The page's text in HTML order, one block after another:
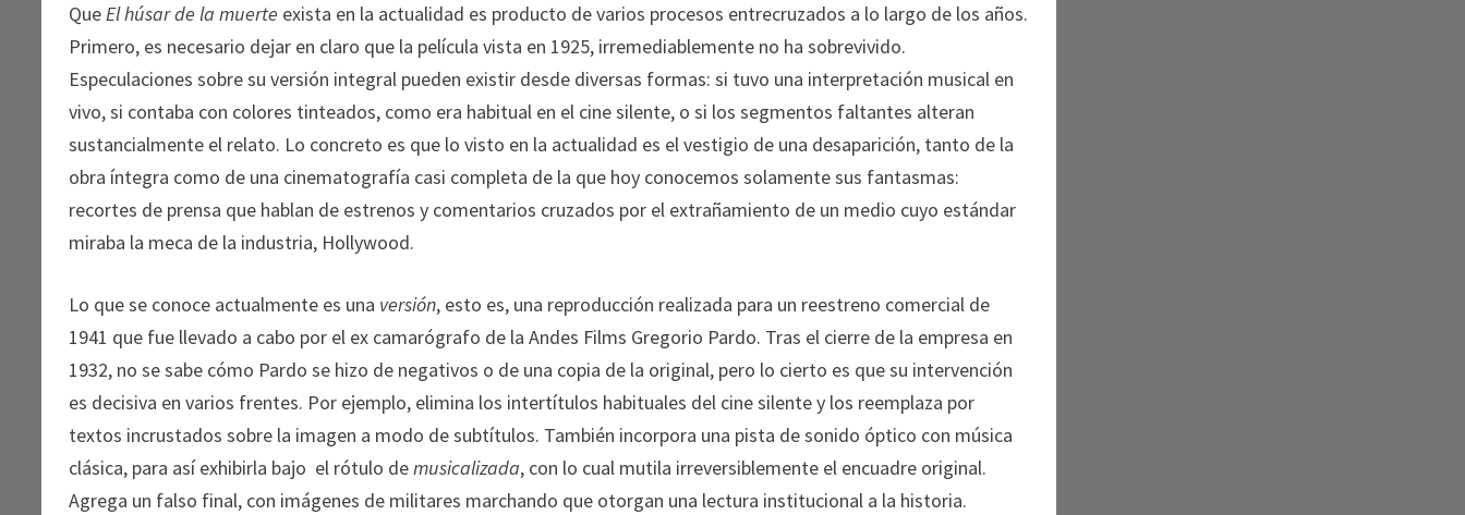
QueEl húsar de la muerte exista en la actualidad es producto de varios procesos entrecruzados a lo largo de los años.
Primero, es necesario dejar en claro que la película vista en 1925, irremediablemente no ha sobrevivido.
Especulaciones sobre su versión integral pueden existir desde diversas formas: si tuvo una interpretación musical en
vivo, si contaba con colores tinteados, como era habitual en el cine silente, o si los segmentos faltantes alteran
sustancialmente el relato. Lo concreto es que lo visto en la actualidad es el vestigio de una desaparición, tanto de la
obra íntegra como de una cinematografía casi completa de la que hoy conocemos solamente sus fantasmas:
recortes de prensa que hablan de estrenos y comentarios cruzados por el extrañamiento de un medio cuyo estándar
miraba la meca de la industria, Hollywood.
Lo que se conoce actualmente es una versión, esto es, una reproducción realizada para un reestreno comercial de
1941 que fue llevado a cabo por el ex camarógrafo de la Andes Films Gregorio Pardo. Tras el cierre de la empresa en
1932, no se sabe cómo Pardo se hizo de negativos o de una copia de la original, pero lo cierto es que su intervención
es decisiva en varios frentes. Por ejemplo, elimina los intertítulos habituales del cine silente y los reemplaza por
textos incrustados sobre la imagen a modo de subtítulos. También incorpora una pista de sonido óptico con música
clásica, para así exhibirla bajo el rótulo demusicalizada, con lo cual mutila irreversiblemente el encuadre original.
Agrega un falso final, con imágenes de militares marchando que otorgan una lectura institucional a la historia.